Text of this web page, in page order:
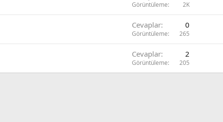
r
Görüntüleme 2K
Cevaplar 0
Görüntüleme 265
Cevaplar 2
Görüntüleme 205